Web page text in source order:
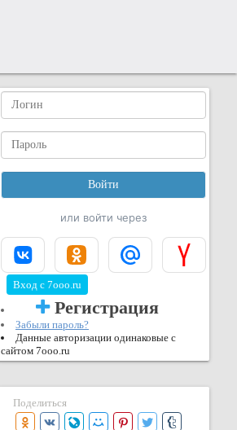
или войти через
Вход с 7ooo.ru
Регистрация
Забыли пароль?
Данные авторизации одинаковые с
сайтом 7ooo.ru
Поделиться